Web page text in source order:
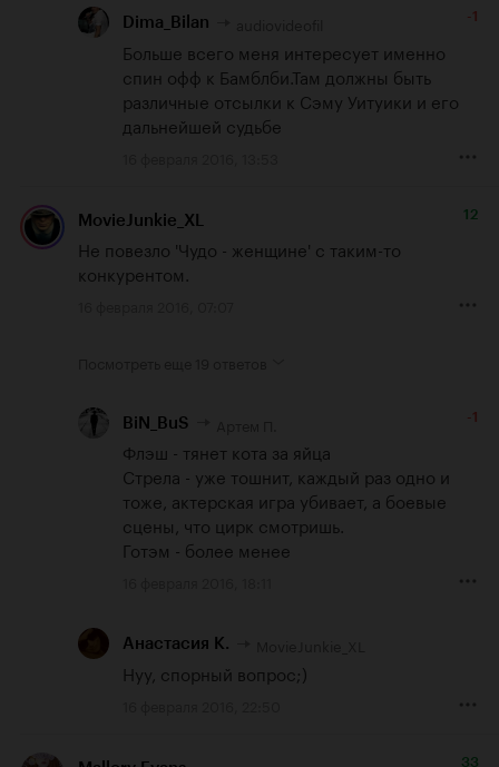
Dima_Bilan -1
Больше всего меня интересует именно
спин офф к Бамблби.Там должны быть
различные отсылки к Сэму Уитуики и его
дальнейшей судьбе
MovieJunkie_XL 12
Не повезло 'Чудо - женщине' с таким-то
конкурентом.
BiN_BuS -1
Флэш - тянет кота за яйца
Стрела - уже тошнит, каждый раз одно и
тоже, актерская игра убивает, а боевые
сцены, что цирк смотришь.
Готэм - более менее
Анастасия К.
Нуу, спорный вопрос;)
33